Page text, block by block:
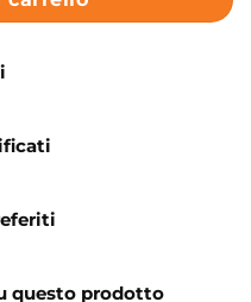
questo prodotto